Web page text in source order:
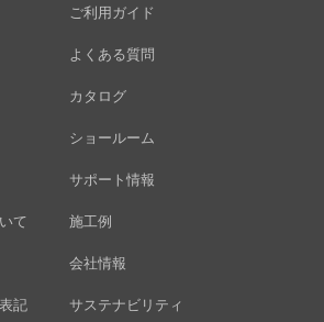
て
記
ご利用ガイド
よくある質問
カタログ
ショールーム
サポート情報
施工例
会社情報
サステナビリティ